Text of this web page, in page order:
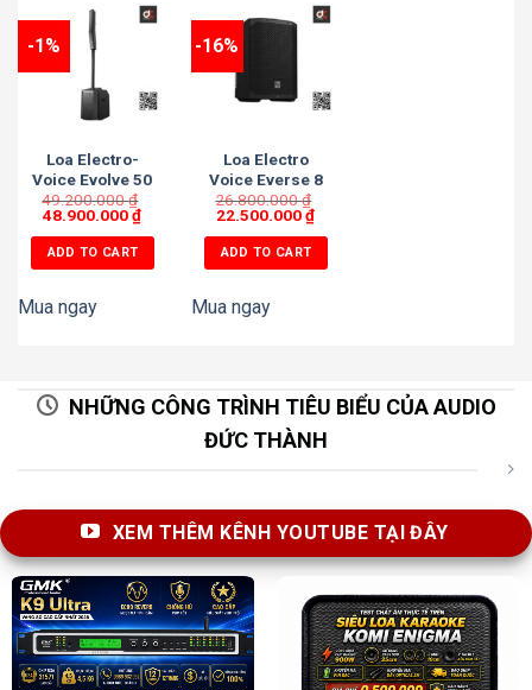
-1%
Loa Electro-
Voice Evolve 50
49.200.000₫
48.900.000₫
ADD TO CART
Mua ngay
-16%
Loa Electro
Voice Everse 8
26.800.000₫
22.500.000₫
ADD TO CART
Mua ngay
NHỮNG CÔNG TRÌNH TIÊU BIỂU CỦA AUDIO
ĐỨC THÀNH
XEM THÊM KÊNH YOUTUBE TẠI ĐÂY